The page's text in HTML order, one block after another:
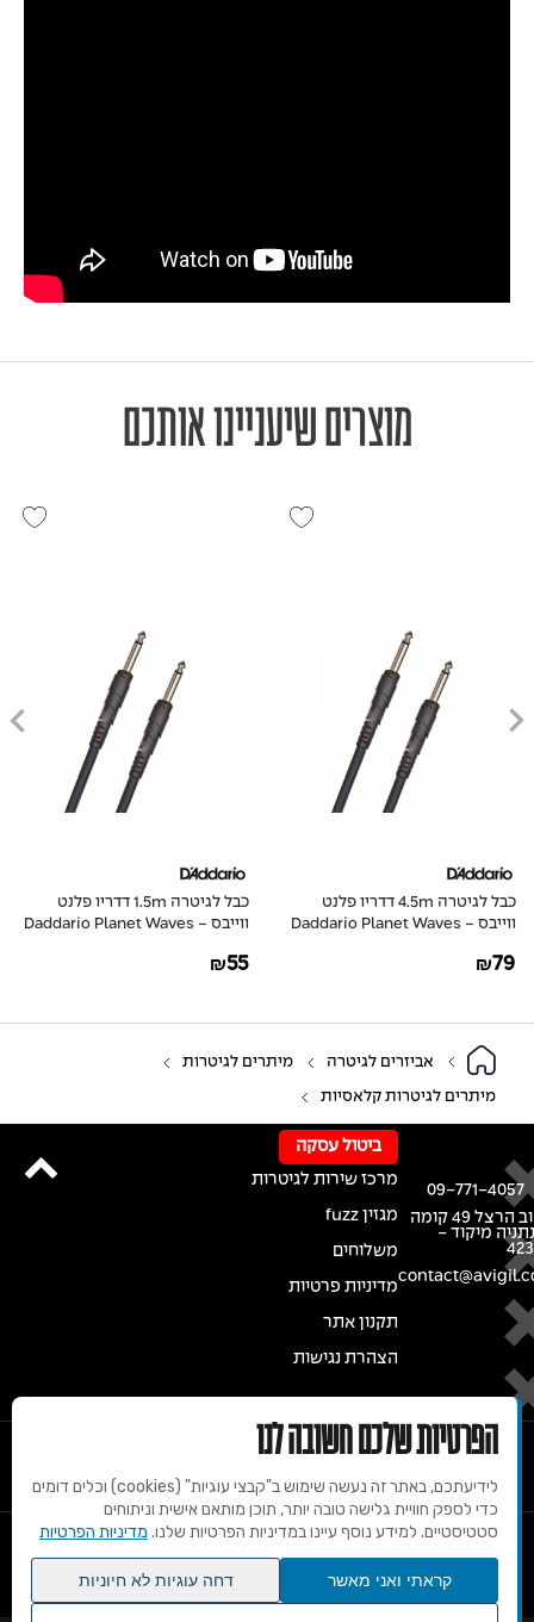
מוצרים שיעניינו אותכם
כבל לגיטרה 4.5m דדריו פלנט
ווייבס - Daddario Planet Waves
₪79
כבל לגיטרה 1.5m דדריו פלנט
ווייבס - Daddario Planet Waves
₪55
אביזרים לגיטרה מיתרים לגיטרות
מיתרים לגיטרות קלאסיות
רחוב הרצל 49 קומה
מיקוד -
09-771-4057
ביטול עסקה
מרכז שירות לגיטרות
מגזין fuzz
משלוחים
מדיניות פרטיות
תקנון אתר
הצהרת נגישות
הפרטיות שלכם חשובה לנו
לידיעתכם, באתר זה נעשה שימוש ב"קבצי עוגיות" (cookies) וכלים דומים
כדי לספק חוויית גלישה טובה יותר, תוכן מותאם אישית וניתוחים
סטטיסטיים. למידע נוסף עיינו במדיניות הפרטיות שלנו. מדיניות הפרטיות
קראתי ואני מאשר דחה עוגיות לא חיוניות